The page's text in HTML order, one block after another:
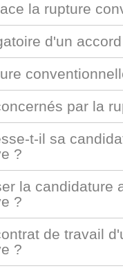
la rupture
d'un
par la
t-il sa
?
la candidature
?
de travail
?